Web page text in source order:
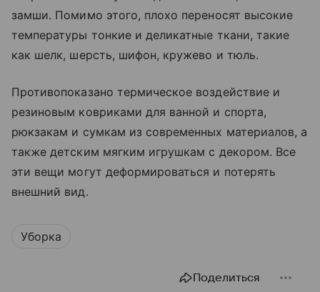
замши. Помимо этого, плохо переносят высокие
температуры тонкие и деликатные ткани, такие
как шелк, шерсть, шифон, кружево и тюль.
Противопоказано термическое воздействие и
резиновым ковриками для ванной и спорта,
рюкзакам и сумкам из современных материалов, а
также детским мягким игрушкам с декором. Все
эти вещи могут деформироваться и потерять
внешний вид.
Уборка
Поделиться